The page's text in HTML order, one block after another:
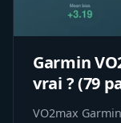
Garmin
vrai ? (79
VO2max